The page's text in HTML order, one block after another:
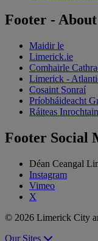
Footer - About
Maidir le
Limerick.ie
Comhairle
Limerick -
Cosaint Sonraí
Príobháideacht
Ráiteas
Footer Social
Déan Ceangal
Instagram
Vimeo
X
© 2026 Limerick City
Our Sites